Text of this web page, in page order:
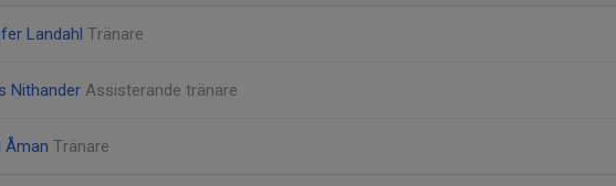
Landahl Tränare
Nithander Assisterande tränare
Åman Tränare